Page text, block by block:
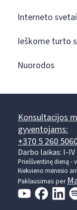
Interneto
Ieškome turto
Nuorodos
Konsultacijos
gyventojams:
+370 5 260
Darbo laikas: I-IV
Prieššventinę dieną -
Kiekvieno mėnesio
Paklausimas per